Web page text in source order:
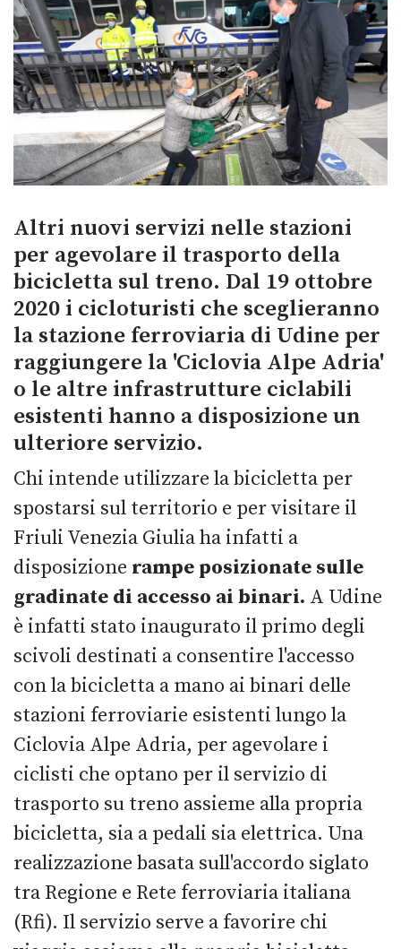
Altri nuovi servizi nelle stazioni
per agevolare il trasporto della
bicicletta sul treno. Dal 19 ottobre
2020 i cicloturisti che sceglieranno
la stazione ferroviaria di Udine per
raggiungere la 'Ciclovia Alpe Adria'
o le altre infrastrutture ciclabili
esistenti hanno a disposizione un
ulteriore servizio.
Chi intende utilizzare la bicicletta per
spostarsi sul territorio e per visitare il
Friuli Venezia Giulia ha infatti a
disposizione rampe posizionate sulle
gradinate di accesso ai binari. A Udine
è infatti stato inaugurato il primo degli
scivoli destinati a consentire l'accesso
con la bicicletta a mano ai binari delle
stazioni ferroviarie esistenti lungo la
Ciclovia Alpe Adria, per agevolare i
ciclisti che optano per il servizio di
trasporto su treno assieme alla propria
bicicletta, sia a pedali sia elettrica. Una
realizzazione basata sull'accordo siglato
tra Regione e Rete ferroviaria italiana
(Rfi). Il servizio serve a favorire chi